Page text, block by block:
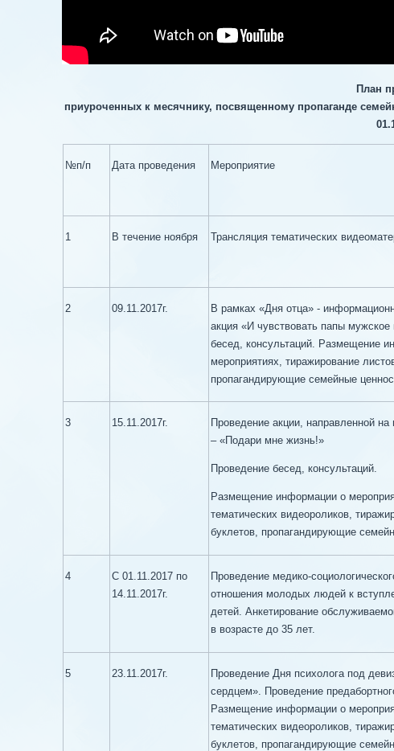
План
приуроченных к месячнику, посвященному пропаганде
№п/п Дата проведения Мероприятие
1 В течение ноября Трансляция тематических
2 09.11.2017г.
В рамках «Дня отца» -
акция «И чувствовать папы
бесед, консультаций. Размещение
мероприятиях, тиражирование
пропагандирующие семейные
3 15.11.2017г.
Проведение акции, направленной на
– «Подари мне жизнь!»
Проведение бесед, консультаций.
Размещение информации о
тематических видеороликов,
буклетов, пропагандирующие
4
С 01.11.2017 по
14.11.2017г.
Проведение медико-
отношения молодых людей к
детей. Анкетирование
в возрасте до 35 лет.
5 23.11.2017г.
Проведение Дня психолога под
сердцем». Проведение
Размещение информации о
тематических видеороликов,
буклетов, пропагандирующие